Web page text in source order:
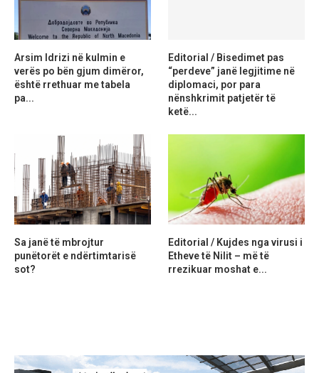
Arsim Idrizi në kulmin e
verës po bën gjum dimëror,
është rrethuar me tabela
pa...
Editorial / Bisedimet pas
“perdeve” janë legjitime në
diplomaci, por para
nënshkrimit patjetër të
ketë...
Sa janë të mbrojtur
punëtorët e ndërtimtarisë
sot?
Editorial / Kujdes nga virusi i
Etheve të Nilit – më të
rrezikuar moshat e...